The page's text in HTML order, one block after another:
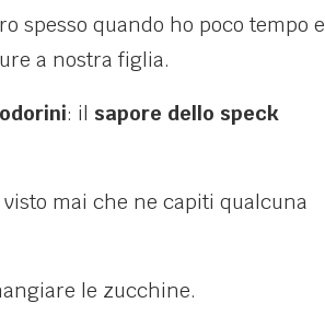
spesso quando ho poco tempo e
a nostra figlia.
: il sapore dello speck
mai che ne capiti qualcuna
le zucchine.